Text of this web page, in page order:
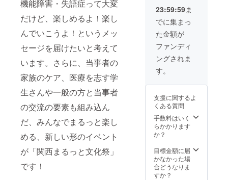
機能障害・失語症って大変
だけど、楽しめるよ！楽し
んでいこうよ！というメッ
セージを届けたいと考えて
います。さらに、当事者の
家族のケア、医療を志す学
生さんや一般の方と当事者
の交流の要素も組み込ん
だ、みんなでまるっと楽し
める、新しい形のイベント
が「関西まるっと文化祭」
です！
庫の関
係で、
発送が
遅れる
ものも
ありま
す。あ
らかじ
※支援
時、備
考欄に
ご希望
の色と
をご記
入くだ
さい。
見本は
開催人
数、交
具体的
な講演
ど詳細
相談く
ださ
い。
も、何
でも
ざっく
り入る
この
バッグ
は超重
ん、他
リター
ン同様
に「ま
るっと
文化
付。
「みん
な価値
希望の
お名前
をご記
入くだ
さい。
23:59:59ま
でに集まっ
た金額が
ファンディ
ングされま
す。
支援に関するよ
くある質問
手数料はいく
らかかります
か？
目標金額に届
かなかった場
合どうなりま
すか？